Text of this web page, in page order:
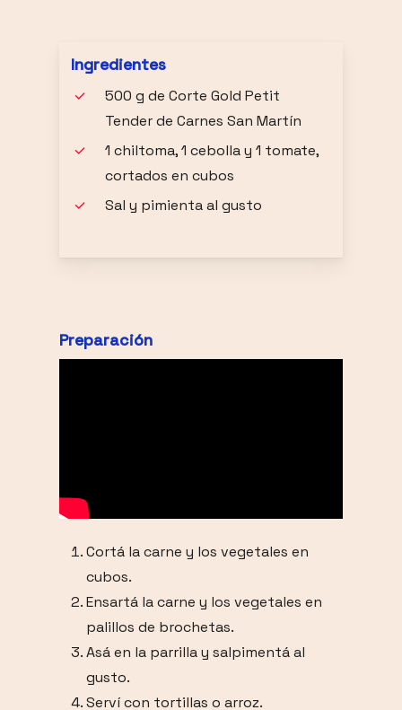
Ingredientes
500 g de Corte Gold Petit
Tender de Carnes San Martín
1 chiltoma, 1 cebolla y 1 tomate,
cortados en cubos
Sal y pimienta al gusto
Preparación
Cortá la carne y los vegetales en
cubos.
Ensartá la carne y los vegetales en
palillos de brochetas.
Asá en la parrilla y salpimentá al
gusto.
Serví con tortillas o arroz.